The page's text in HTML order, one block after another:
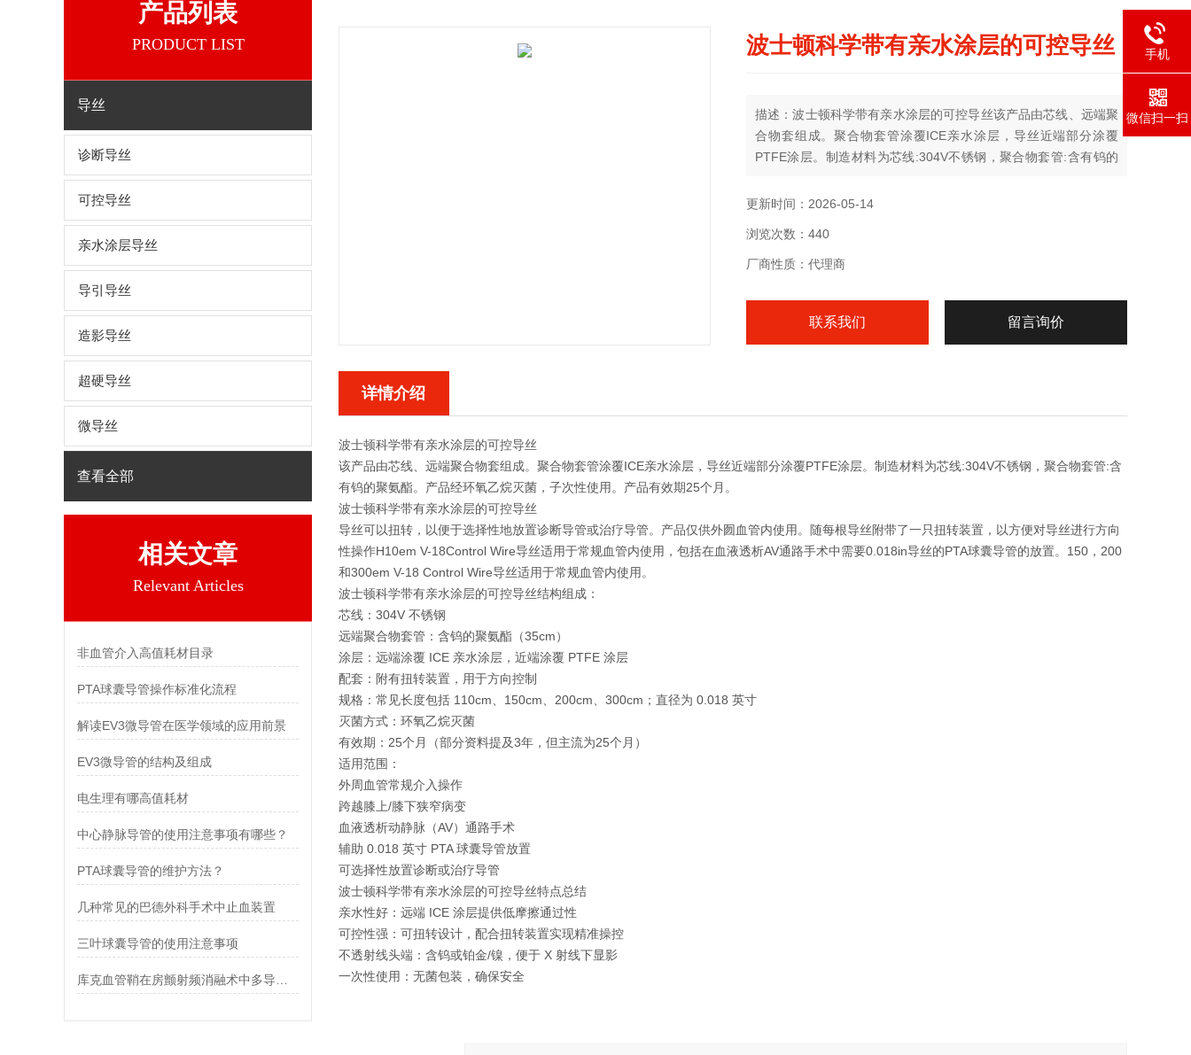
产品列表
PRODUCT LIST
导丝
诊断导丝
可控导丝
亲水涂层导丝
导引导丝
造影导丝
超硬导丝
微导丝
查看全部
相关文章
Relevant Articles
非血管介入高值耗材目录
PTA球囊导管操作标准化流程
解读EV3微导管在医学领域的应用前景
EV3微导管的结构及组成
电生理有哪高值耗材
中心静脉导管的使用注意事项有哪些？
PTA球囊导管的维护方法？
几种常见的巴德外科手术中止血装置
三叶球囊导管的使用注意事项
波士顿科学带有亲水涂层的可控导丝
描述：波士顿科学带有亲水涂层的可控导丝该产品由芯线、远端聚
合物套组成。聚合物套管涂覆ICE亲水涂层，导丝近端部分涂覆
PTFE涂层。制造材料为芯线:304V不锈钢，聚合物套管:含有钨的
更新时间：2026-05-14
浏览次数：440
厂商性质：代理商
联系我们 留言询价
详情介绍
波士顿科学带有亲水涂层的可控导丝
该产品由芯线、远端聚合物套组成。聚合物套管涂覆ICE亲水涂层，导丝近端部分涂覆PTFE涂层。制造材料为芯线:304V不锈钢，聚合物套管:含
有钨的聚氨酯。产品经环氧乙烷灭菌，子次性使用。产品有效期25个月。
波士顿科学带有亲水涂层的可控导丝
导丝可以扭转，以便于选择性地放置诊断导管或治疗导管。产品仅供外囫血管内使用。随每根导丝附带了一只扭转装置，以方便对导丝进行方向
性操作H10em V-18Control Wire导丝适用于常规血管内使用，包括在血液透析AV通路手术中需要0.018in导丝的PTA球囊导管的放置。150，200
和300em V-18 Control Wire导丝适用于常规血管内使用。
波士顿科学带有亲水涂层的可控导丝结构组成‌：
芯线：304V 不锈钢
远端聚合物套管：含钨的聚氨酯（35cm）
涂层：远端涂覆 ‌ICE 亲水涂层‌，近端涂覆 ‌PTFE 涂层‌
配套：附有扭转装置，用于方向控制
‌规格‌：常见长度包括 110cm、150cm、200cm、300cm；直径为 ‌0.018 英寸‌
‌灭菌方式‌：环氧乙烷灭菌
‌有效期‌：25个月（部分资料提及3年，但主流为25个月）‌‌
‌适用范围‌：
外周血管常规介入操作
跨越膝上/膝下狭窄病变
血液透析动静脉（AV）通路手术
辅助 0.018 英寸 PTA 球囊导管放置
可选择性放置诊断或治疗导管
波士顿科学带有亲水涂层的可控导丝特点总结
‌亲水性好‌：远端 ICE 涂层提供低摩擦通过性
‌可控性强‌：可扭转设计，配合扭转装置实现精准操控
‌不透射线头端‌：含钨或铂金/镍，便于 X 射线下显影
‌一次性使用‌：无菌包装，确保安全
手机
微信扫一扫